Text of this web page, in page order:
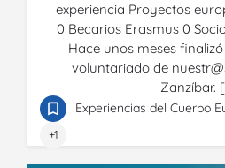
experiencia Proyectos
0 Becarios Erasmus 0
Hace unos meses
voluntariado de
Zanzíbar.
Experiencias del Cuerpo
+1